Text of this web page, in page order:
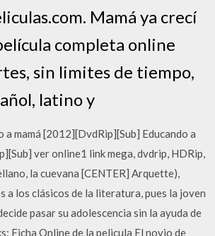
Mamá ya crecí
completa online
sin limites de tiempo,
latino y
a mamá [2012][DvdRip][Sub] Educando a
ver online1 link mega, dvdrip, HDRip,
la cuevana [CENTER] Arquette),
a los clásicos de la literatura, pues la joven
pasar su adolescencia sin la ayuda de
Ficha Online de la pelicula El novio de